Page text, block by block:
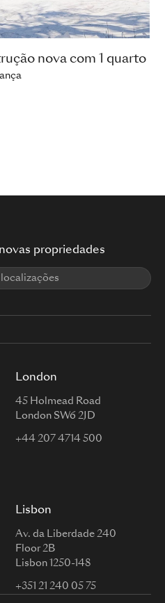
nova com 1 quarto
London
45 Holmead Road
London SW6 2JD
+44 207 4714 500
Lisbon
Av. da Liberdade 240
Floor 2B
Lisbon 1250-148
+351 21 240 05 75
propriedades